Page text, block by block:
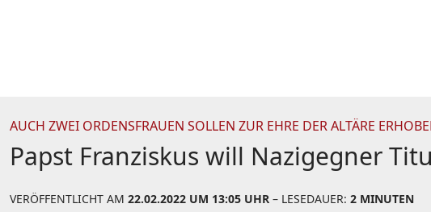
AUCH ZWEI ORDENSFRAUEN SOLLEN ZUR EHRE DER ALTÄRE
Papst Franziskus will Nazigegner
VERÖFFENTLICHT AM 22.02.2022 UM 13:05 UHR – LESEDAUER: 2 MINUTEN